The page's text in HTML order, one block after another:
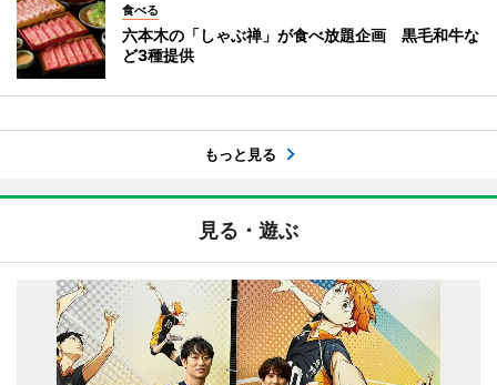
食べる
六本木の「しゃぶ禅」が食べ放題企画 黒毛和牛な
ど3種提供
もっと見る
見る・遊ぶ